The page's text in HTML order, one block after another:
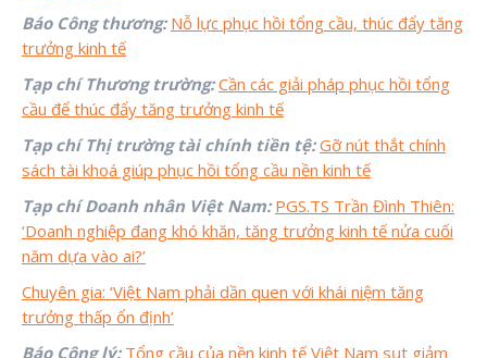
Báo Công thương: Nỗ lực phục hồi tổng cầu, thúc đẩy tăng
trưởng kinh tế
Tạp chí Thương trường:Cần các giải pháp phục hồi tổng
cầu để thúc đẩy tăng trưởng kinh tế
Tạp chí Thị trường tài chính tiền tệ:Gỡ nút thắt chính
sách tài khoá giúp phục hồi tổng cầu nền kinh tế
Tạp chí Doanh nhân Việt Nam: PGS.TS Trần Đình Thiên:
‘Doanh nghiệp đang khó khăn, tăng trưởng kinh tế nửa cuối
năm dựa vào ai?’
Chuyên gia: ‘Việt Nam phải dần quen với khái niệm tăng
trưởng thấp ổn định’
Báo Công lý: Tổng cầu của nền kinh tế Việt Nam sụt giảm